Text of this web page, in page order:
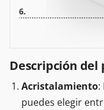
Descripción del
Acristalamiento:
puedes elegir